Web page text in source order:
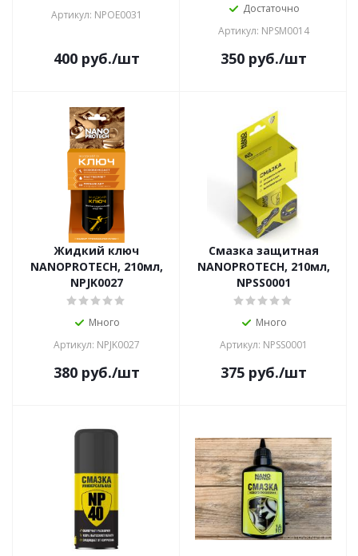
Артикул: NPOE0031
400руб./шт
Достаточно
Артикул: NPSM0014
350руб./шт
Жидкий ключ
NANOPROTECH, 210мл,
NPJK0027
Много
Артикул: NPJK0027
380руб./шт
Смазка защитная
NANOPROTECH, 210мл,
NPSS0001
Много
Артикул: NPSS0001
375руб./шт